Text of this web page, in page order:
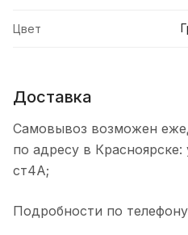
Цвет
Доставка
Самовывоз возможен
по адресу в Красноярске:
ст4А;
Подробности по